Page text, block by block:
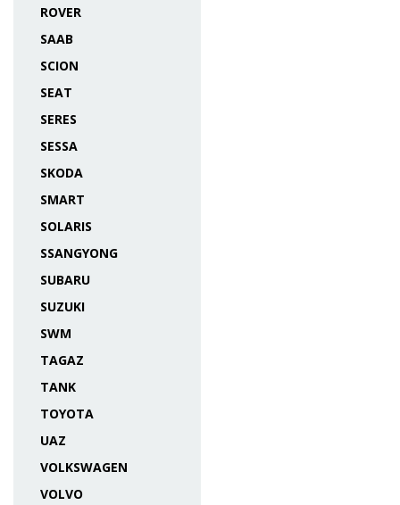
ROVER
SAAB
SCION
SEAT
SERES
SESSA
SKODA
SMART
SOLARIS
SSANGYONG
SUBARU
SUZUKI
SWM
TAGAZ
TANK
TOYOTA
UAZ
VOLKSWAGEN
VOLVO